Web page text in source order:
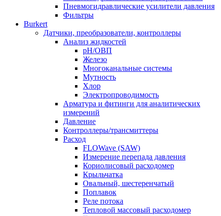
Пневмогидравлические усилители давления
Фильтры
Burkert
Датчики, преобразователи, контроллеры
Анализ жидкостей
pH/ОВП
Железо
Многоканальные системы
Мутность
Хлор
Электропроводимость
Арматура и фитинги для аналитических
измерений
Давление
Контроллеры/трансмиттеры
Расход
FLOWave (SAW)
Измерение перепада давления
Кориолисовый расходомер
Крыльчатка
Овальный, шестеренчатый
Поплавок
Реле потока
Тепловой массовый расходомер